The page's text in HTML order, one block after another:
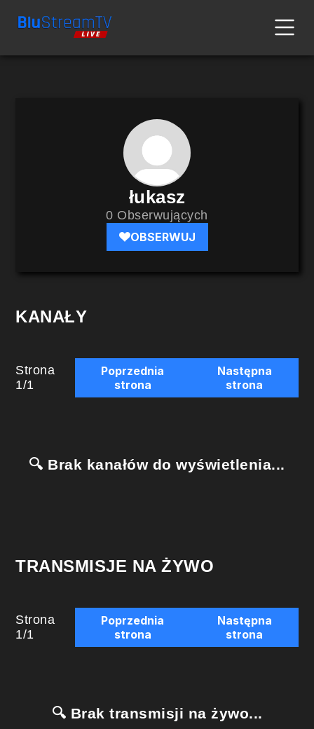
łukasz
0 Obserwujących
OBSERWUJ
KANAŁY
Strona
1/1
Poprzednia
strona
Następna
strona
🔍 Brak kanałów do wyświetlenia...
TRANSMISJE NA ŻYWO
Strona
1/1
Poprzednia
strona
Następna
strona
🔍 Brak transmisji na żywo...